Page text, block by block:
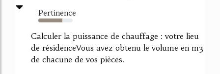
Pertinence
70%
Calculer la puissance de chauffage : votre lieu
de résidenceVous avez obtenu le volume en m3
de chacune de vos pièces.